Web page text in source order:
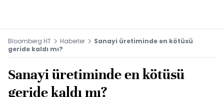
Bloomberg HT Haberler
Sanayi üretiminde en kötüsü
geride kaldı mı?
Sanayi üretiminde en kötüsü
geride kaldı mı?